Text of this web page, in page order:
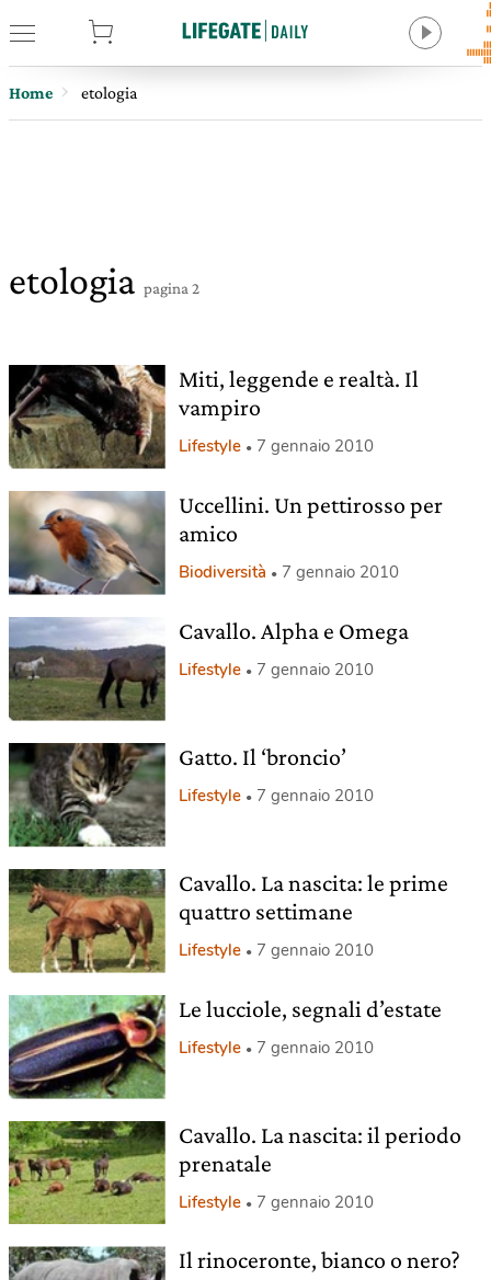
Home etologia
etologia pagina 2
Miti, leggende e realtà. Il
vampiro
Lifestyle 7 gennaio 2010
Uccellini. Un pettirosso per
amico
Biodiversità 7 gennaio 2010
Cavallo. Alpha e Omega
Lifestyle 7 gennaio 2010
Gatto. Il ‘broncio’
Lifestyle 7 gennaio 2010
Cavallo. La nascita: le prime
quattro settimane
Lifestyle 7 gennaio 2010
Le lucciole, segnali d’estate
Lifestyle 7 gennaio 2010
Cavallo. La nascita: il periodo
prenatale
Lifestyle 7 gennaio 2010
Il rinoceronte, bianco o nero?